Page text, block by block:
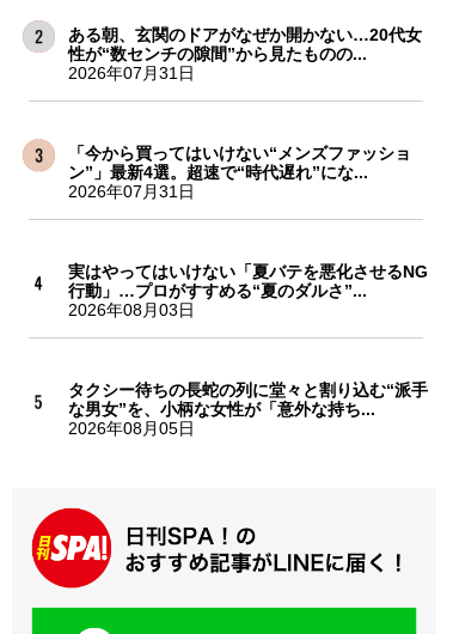
ある朝、玄関のドアがなぜか開かない…20代女
性が“数センチの隙間”から見たものの...
2026年07月31日
「今から買ってはいけない“メンズファッショ
ン”」最新4選。超速で“時代遅れ”にな...
2026年07月31日
実はやってはいけない「夏バテを悪化させるNG
行動」…プロがすすめる“夏のダルさ”...
2026年08月03日
タクシー待ちの長蛇の列に堂々と割り込む“派手
な男女”を、小柄な女性が「意外な持ち...
2026年08月05日